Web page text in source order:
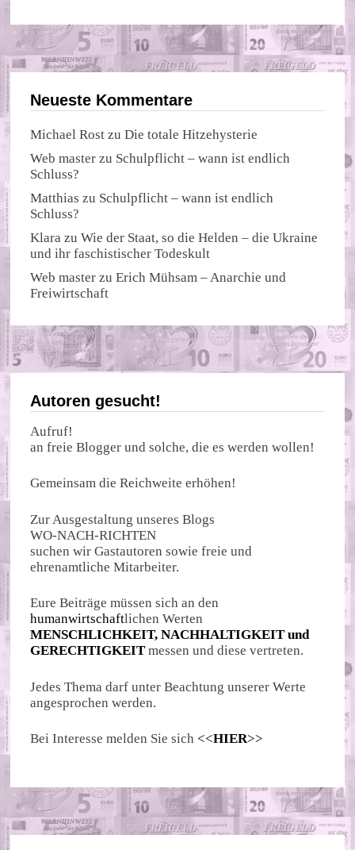
Neueste Kommentare
Michael Rost zuDie totale Hitzehysterie
Web master zu Schulpflicht – wann ist endlich
Schluss?
Matthias zu Schulpflicht – wann ist endlich
Schluss?
Klara zuWie der Staat, so die Helden – die Ukraine
und ihr faschistischer Todeskult
Web master zuErich Mühsam – Anarchie und
Freiwirtschaft
Autoren gesucht!
Aufruf!
an freie Blogger und solche, die es werden wollen!
Gemeinsam die Reichweite erhöhen!
Zur Ausgestaltung unseres Blogs
WO-NACH-RICHTEN
suchen wir Gastautoren sowie freie und
ehrenamtliche Mitarbeiter.
Eure Beiträge müssen sich an den
humanwirtschaftlichen Werten
MENSCHLICHKEIT, NACHHALTIGKEIT und
GERECHTIGKEIT messen und diese vertreten.
Jedes Thema darf unter Beachtung unserer Werte
angesprochen werden.
Bei Interesse melden Sie sich <<HIER>>